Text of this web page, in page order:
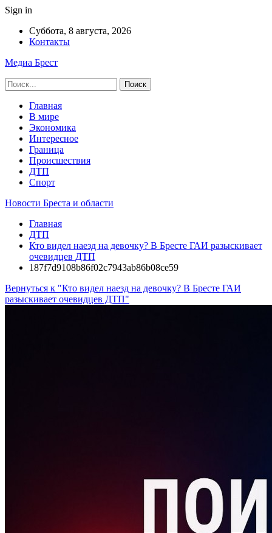
Sign in
Суббота, 8 августа, 2026
Контакты
Медиа Брест
Главная
В мире
Экономика
Интересное
Граница
Происшествия
ДТП
Спорт
Новости Бреста и области
Главная
ДТП
Кто видел наезд на девочку? В Бресте ГАИ разыскивает
очевидцев ДТП
187f7d9108b86f02c7943ab86b08ce59
Вернуться к "Кто видел наезд на девочку? В Бресте ГАИ
разыскивает очевидцев ДТП"